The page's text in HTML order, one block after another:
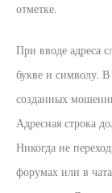
отметке.
При вводе адреса
букве и символу.
созданных
Адресная строка
Никогда не
форумах или в